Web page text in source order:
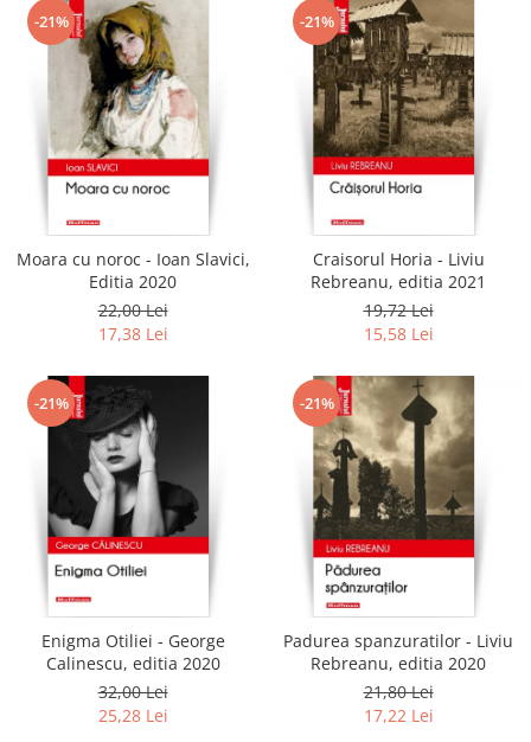
-21%
Moara cu noroc - Ioan Slavici,
Editia 2020
22,00 Lei
17,38 Lei
-21%
Craisorul Horia - Liviu
Rebreanu, editia 2021
19,72 Lei
15,58 Lei
-21%
Enigma Otiliei - George
Calinescu, editia 2020
32,00 Lei
25,28 Lei
-21%
Padurea spanzuratilor - Liviu
Rebreanu, editia 2020
21,80 Lei
17,22 Lei